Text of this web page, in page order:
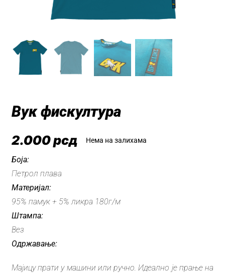
Вук фискултура
2.000рсд Нема на залихама
Боја:
Петрол плава
Материјал:
95% памук + 5% ликра 180г/м
Штампа:
Вез
Одржавање:
Мајицу прати у машини или ручно. Идеално је прање на